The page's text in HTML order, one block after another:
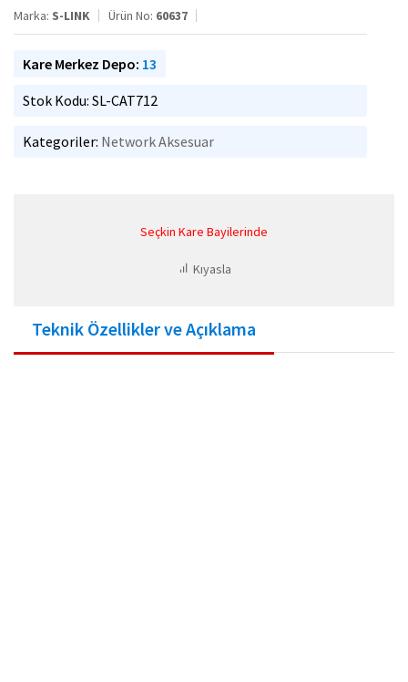
Marka: S-LINK Ürün No: 60637
Kare Merkez Depo: 13
Stok Kodu: SL-CAT712
Kategoriler: Network Aksesuar
Seçkin Kare Bayilerinde
Kıyasla
Teknik Özellikler ve Açıklama